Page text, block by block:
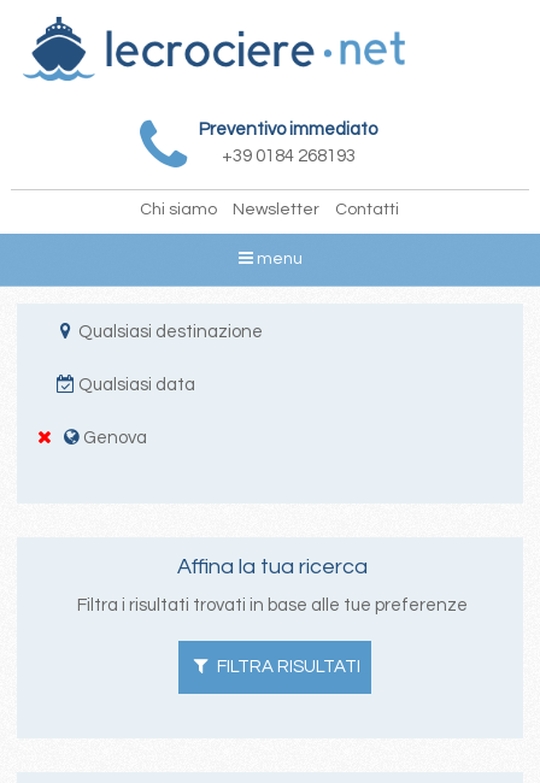
Preventivo immediato
+39 0184 268193
Chi siamo Newsletter Contatti
menu
Qualsiasi destinazione
Qualsiasi data
Genova
Affina la tua ricerca
Filtra i risultati trovati in base alle tue preferenze
FILTRA RISULTATI